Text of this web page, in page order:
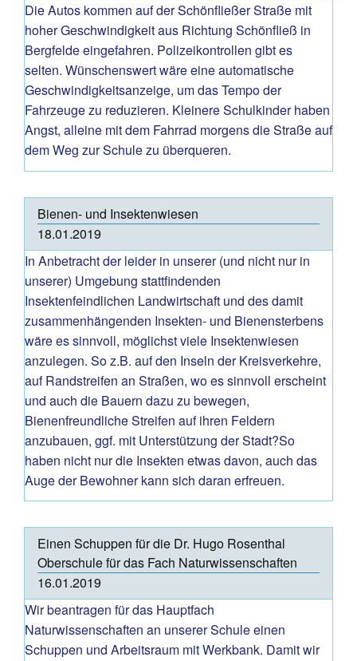
Die Autos kommen auf der Schönfließer Straße mit
hoher Geschwindigkeit aus Richtung Schönfließ in
Bergfelde eingefahren. Polizeikontrollen gibt es
selten. Wünschenswert wäre eine automatische
Geschwindigkeitsanzeige, um das Tempo der
Fahrzeuge zu reduzieren. Kleinere Schulkinder haben
Angst, alleine mit dem Fahrrad morgens die Straße auf
dem Weg zur Schule zu überqueren.
Bienen- und Insektenwiesen
18.01.2019
In Anbetracht der leider in unserer (und nicht nur in
unserer) Umgebung stattfindenden
Insektenfeindlichen Landwirtschaft und des damit
zusammenhängenden Insekten- und Bienensterbens
wäre es sinnvoll, möglichst viele Insektenwiesen
anzulegen. So z.B. auf den Inseln der Kreisverkehre,
auf Randstreifen an Straßen, wo es sinnvoll erscheint
und auch die Bauern dazu zu bewegen,
Bienenfreundliche Streifen auf ihren Feldern
anzubauen, ggf. mit Unterstützung der Stadt?So
haben nicht nur die Insekten etwas davon, auch das
Auge der Bewohner kann sich daran erfreuen.
Einen Schuppen für die Dr. Hugo Rosenthal
Oberschule für das Fach Naturwissenschaften
16.01.2019
Wir beantragen für das Hauptfach
Naturwissenschaften an unserer Schule einen
Schuppen und Arbeitsraum mit Werkbank. Damit wir